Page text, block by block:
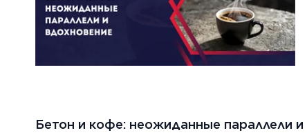
ЧИТАТЬ
Бетон и кофе: неожиданные параллели и